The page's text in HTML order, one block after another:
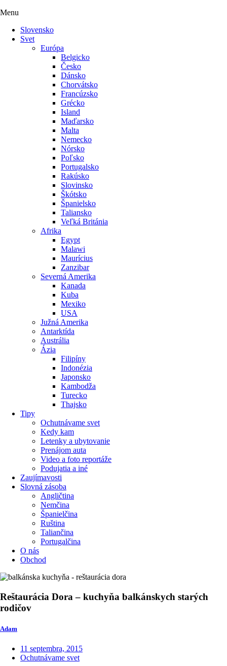
Menu
Slovensko
Svet
Európa
Belgicko
Česko
Dánsko
Chorvátsko
Francúzsko
Grécko
Island
Maďarsko
Malta
Nemecko
Nórsko
Poľsko
Portugalsko
Rakúsko
Slovinsko
Škótsko
Španielsko
Taliansko
Veľká Británia
Afrika
Egypt
Malawi
Maurícius
Zanzibar
Severná Amerika
Kanada
Kuba
Mexiko
USA
Južná Amerika
Antarktída
Austrália
Ázia
Filipíny
Indonézia
Japonsko
Kambodža
Turecko
Thajsko
Tipy
Ochutnávame svet
Kedy kam
Letenky a ubytovanie
Prenájom auta
Video a foto reportáže
Podujatia a iné
Zaujímavosti
Slovná zásoba
Angličtina
Nemčina
Španielčina
Ruština
Taliančina
Portugalčina
O nás
Obchod
Reštaurácia Dora – kuchyňa balkánskych starých
rodičov
Adam
11 septembra, 2015
Ochutnávame svet